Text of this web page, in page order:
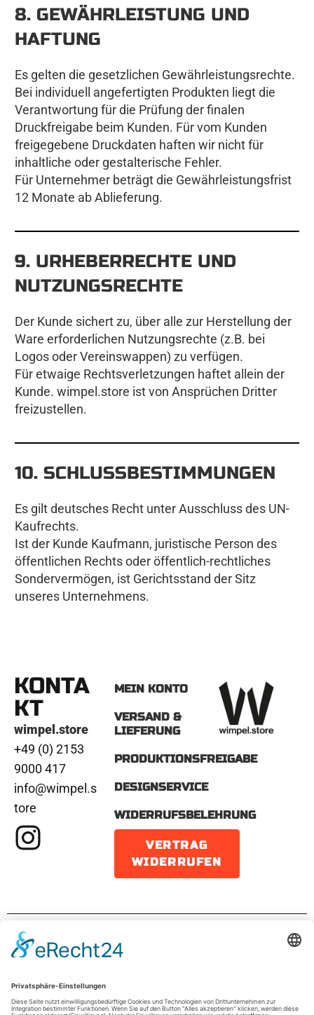
8. GEWÄHRLEISTUNG UND
HAFTUNG
Es gelten die gesetzlichen Gewährleistungsrechte.
Bei individuell angefertigten Produkten liegt die
Verantwortung für die Prüfung der finalen
Druckfreigabe beim Kunden. Für vom Kunden
freigegebene Druckdaten haften wir nicht für
inhaltliche oder gestalterische Fehler.
Für Unternehmer beträgt die Gewährleistungsfrist
12 Monate ab Ablieferung.
9. URHEBERRECHTE UND
NUTZUNGSRECHTE
Der Kunde sichert zu, über alle zur Herstellung der
Ware erforderlichen Nutzungsrechte (z.B. bei
Logos oder Vereinswappen) zu verfügen.
Für etwaige Rechtsverletzungen haftet allein der
Kunde. wimpel.store ist von Ansprüchen Dritter
freizustellen.
10. SCHLUSSBESTIMMUNGEN
Es gilt deutsches Recht unter Ausschluss des UN-
Kaufrechts.
Ist der Kunde Kaufmann, juristische Person des
öffentlichen Rechts oder öffentlich-rechtliches
Sondervermögen, ist Gerichtsstand der Sitz
unseres Unternehmens.
KONTA
KT
wimpel.store
+49 (0) 2153
9000 417
info@wimpel.s
tore
MEIN KONTO
VERSAND &
LIEFERUNG
PRODUKTIONSFREIGABE
DESIGNSERVICE
WIDERRUFSBELEHRUNG
VERTRAG
WIDERRUFEN
IMPRESSUM
DATENSCHUTZ